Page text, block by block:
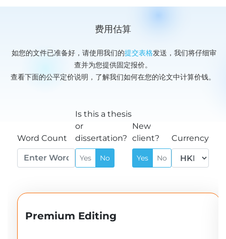
费用估算
如您的文件已准备好，请使用我们的提交表格发送，我们将仔细审
查并为您提供固定报价。
查看下面的公平定价说明，了解我们如何在您的论文中计算价钱。